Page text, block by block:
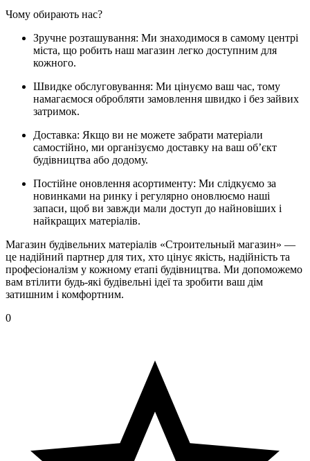
Чому обирають нас?
Зручне розташування: Ми знаходимося в самому центрі
міста, що робить наш магазин легко доступним для
кожного.
Швидке обслуговування: Ми цінуємо ваш час, тому
намагаємося обробляти замовлення швидко і без зайвих
затримок.
Доставка: Якщо ви не можете забрати матеріали
самостійно, ми організуємо доставку на ваш об’єкт
будівництва або додому.
Постійне оновлення асортименту: Ми слідкуємо за
новинками на ринку і регулярно оновлюємо наші
запаси, щоб ви завжди мали доступ до найновіших і
найкращих матеріалів.
Магазин будівельних матеріалів «Строительный магазин» —
це надійний партнер для тих, хто цінує якість, надійність та
професіоналізм у кожному етапі будівництва. Ми допоможемо
вам втілити будь-які будівельні ідеї та зробити ваш дім
затишним і комфортним.
0